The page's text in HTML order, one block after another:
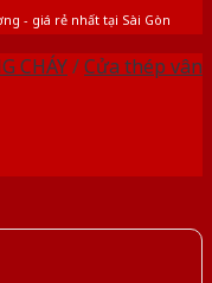
- giá rẻ nhất tại Sài Gòn
CHÁY/Cửa thép vân